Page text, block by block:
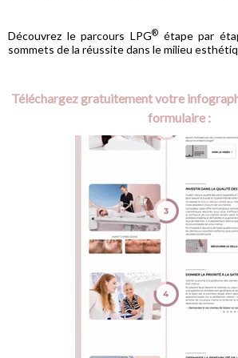
Découvrez le parcours LPG® étape par
sommets de la réussite dans le milieu
Téléchargez gratuitement votre
formulaire :